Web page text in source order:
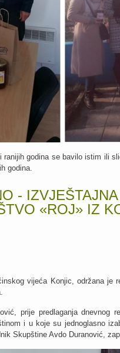
ranijih godina se bavilo istim ili
godina.
-
«ROJ» IZ
vijeća Konjic, održana je
prije predlaganja dnevnog
i u koje su jednoglasno
Skupštine Avdo Duranović,